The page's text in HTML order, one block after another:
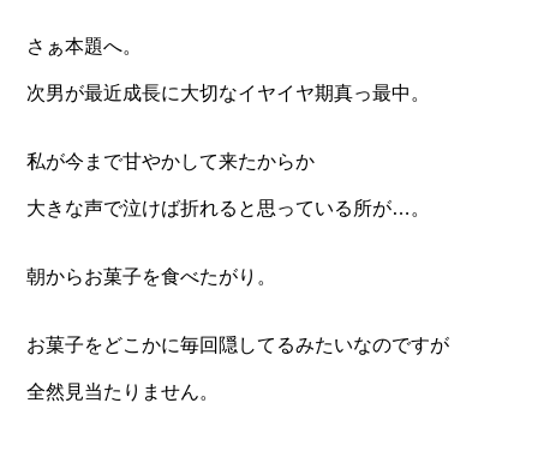
さぁ本題へ。
次男が最近成長に大切なイヤイヤ期真っ最中。
私が今まで甘やかして来たからか
大きな声で泣けば折れると思っている所が…。
朝からお菓子を食べたがり。
お菓子をどこかに毎回隠してるみたいなのですが
全然見当たりません。